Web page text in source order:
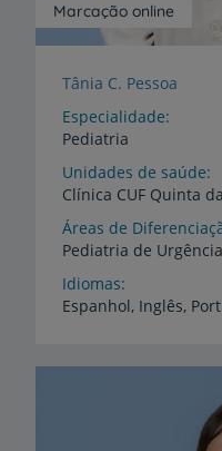
Marcação online
Tânia C. Pessoa
Especialidade
Pediatria
Unidades de saúde
Clínica CUF Quinta da
Áreas de
Pediatria de
Idiomas
Espanhol, Inglês,